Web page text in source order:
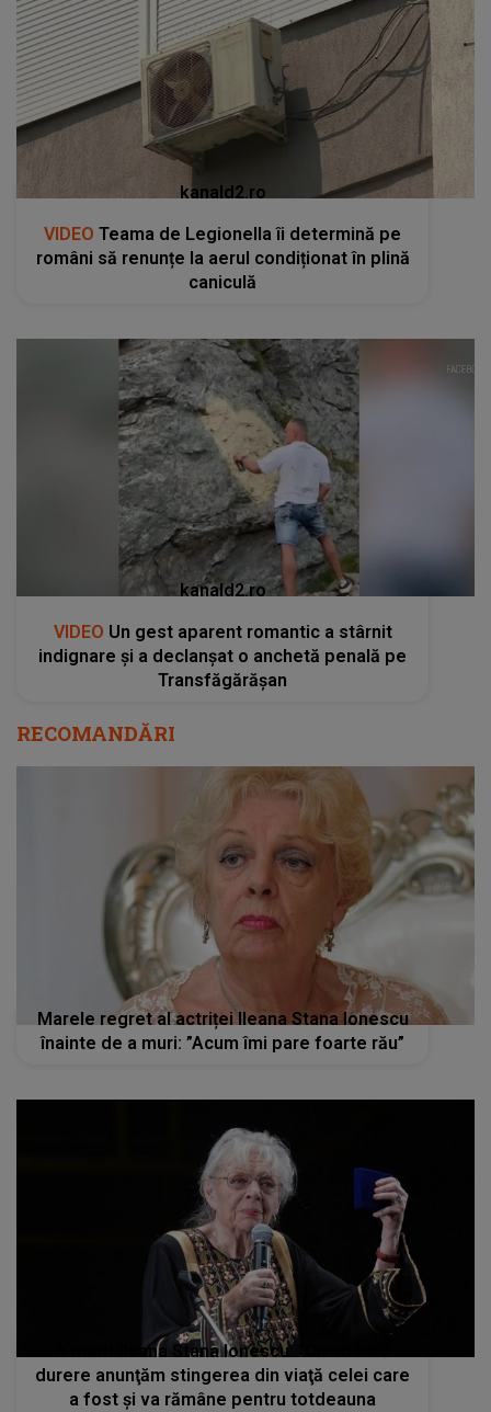
kanald2.ro
VIDEO Teama de Legionella îi determină pe
români să renunțe la aerul condiționat în plină
caniculă
kanald2.ro
VIDEO Un gest aparent romantic a stârnit
indignare și a declanșat o anchetă penală pe
Transfăgărășan
RECOMANDĂRI
Marele regret al actriței Ileana Stana Ionescu
înainte de a muri: ”Acum îmi pare foarte rău”
A murit Ileana Stana Ionescu: "Cu adâncă
durere anunţăm stingerea din viaţă celei care
a fost şi va rămâne pentru totdeauna